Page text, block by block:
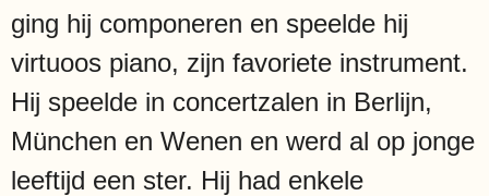
ging hij componeren en speelde hij
virtuoos piano, zijn favoriete instrument.
Hij speelde in concertzalen in Berlijn,
München en Wenen en werd al op jonge
leeftijd een ster. Hij had enkele